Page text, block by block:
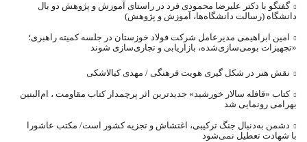
گفتگو با دکتر علیرضا محمودی فرد در راستای آموزش و پژوهش دو بال
دانشگاه (رسالت دانشگاه‌ها، آموزش و پژوهش)
امین ابراهیمی مدیرعامل شرکت فولاد خوزستان در جلسه کمیته راهبری؛
«تجهیزات بومی‌سازی‌شده، بازاریابی و تجاری‌سازی شوند
نقش هنر در شکل گیری هویت فرهنگی / مهدی کیالاشکی
کتاب «قافله‌ سالار خورشید» جدیدترین اثر پرچمدار کتاب مقاومت ، ام‌البنین
بهرامی رونمایی شد
دشمن به‌دنبال جنگ ترکیبی، اغتشاش و تجزیه کشور است/ مکتب عاشورا
با شهادت تعطیل نمی‌شود